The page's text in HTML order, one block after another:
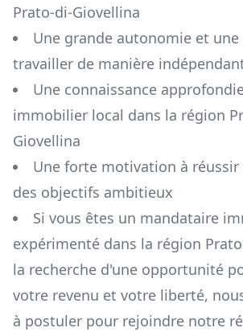
Prato-di-Giovellina
Une grande autonomie et une
travailler de manière
Une connaissance
immobilier local dans la région
Giovellina
Une forte motivation à
des objectifs ambitieux
Si vous êtes un mandataire
expérimenté dans la région
la recherche d'une opportunité
votre revenu et votre liberté,
à postuler pour rejoindre notre